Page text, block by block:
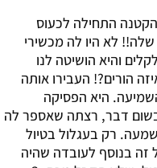
התחילה לכעוס
לא היו לה מכשירי
והיא הושיטה לנו
העבירו אותה
היא הפסיקה
דבר, רצתה שאספר לה
רק בעגלול בטיול
בנוסף לעובדה שהיה